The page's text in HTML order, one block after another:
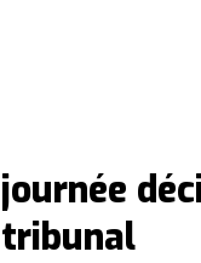
journée
tribunal